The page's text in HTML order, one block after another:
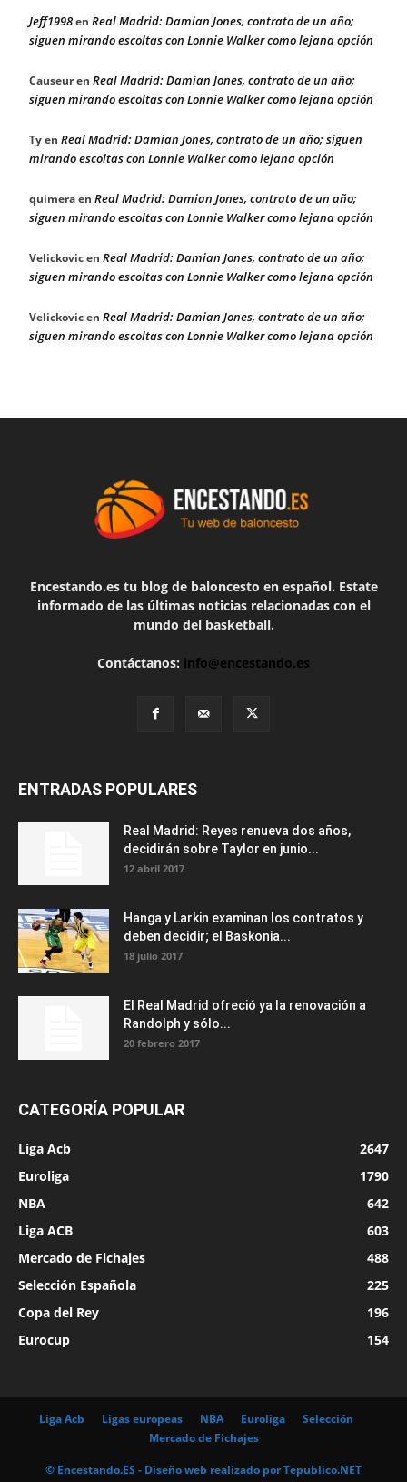
Jeff1998en Real Madrid: Damian Jones, contrato de un año;
siguen mirando escoltas con Lonnie Walker como lejana opción
Causeuren Real Madrid: Damian Jones, contrato de un año;
siguen mirando escoltas con Lonnie Walker como lejana opción
Tyen Real Madrid: Damian Jones, contrato de un año; siguen
mirando escoltas con Lonnie Walker como lejana opción
quimeraen Real Madrid: Damian Jones, contrato de un año;
siguen mirando escoltas con Lonnie Walker como lejana opción
Velickovicen Real Madrid: Damian Jones, contrato de un año;
siguen mirando escoltas con Lonnie Walker como lejana opción
Velickovicen Real Madrid: Damian Jones, contrato de un año;
siguen mirando escoltas con Lonnie Walker como lejana opción
Encestando.es tu blog de baloncesto en español. Estate
informado de las últimas noticias relacionadas con el
mundo del basketball.
Contáctanos: info@encestando.es
ENTRADAS POPULARES
Real Madrid: Reyes renueva dos años,
decidirán sobre Taylor en junio...
12 abril 2017
Hanga y Larkin examinan los contratos y
deben decidir; el Baskonia...
18 julio 2017
El Real Madrid ofreció ya la renovación a
Randolph y sólo...
20 febrero 2017
CATEGORÍA POPULAR
Liga Acb
2647
Euroliga
1790
NBA
642
Liga ACB
603
Mercado de Fichajes
488
Selección Española
225
Copa del Rey
196
Eurocup
154
Liga Acb Ligas europeas NBA Euroliga
Selección
Mercado de Fichajes
© Encestando.ES - Diseño web realizado porTepublico.NET